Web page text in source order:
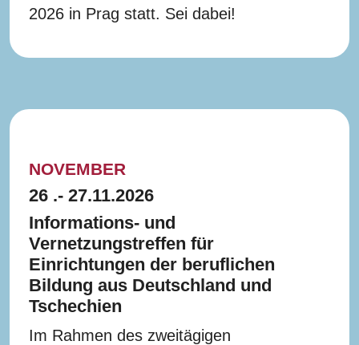
2026 in Prag statt. Sei dabei!
NOVEMBER
26 .- 27.11.2026
Informations- und
Vernetzungstreffen für
Einrichtungen der beruflichen
Bildung aus Deutschland und
Tschechien
Im Rahmen des zweitägigen